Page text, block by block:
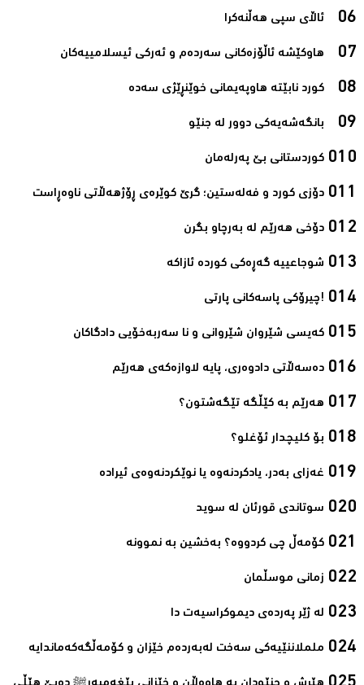
ئاڵای سپی هەڵنەکرا‌
هاوکێشە ئاڵۆزەکانی سەردەم و ئەرکی ئیسلامیيەکان‌
کورد نابێتە هاوپەیمانی خوێنڕێژی سەدە‌
بانگەشەیەکی دوور لە جنێو‌
کوردستانی بێ پەرلەمان‌
دۆزی کورد و فەلەستین؛ گرێ کوێرەی ڕۆژھەڵاتی ناوەڕاست‌
دۆخی هەرێم لە بەرچاو بگرن‌
شوجاعییە گەڕەکی کوردە ئازاکە‌
!چیرۆکی پاسەکانی پارتی‌
کەیسی شێروان شێروانی و نا سەربەخۆیی دادگاکان‌
دەسەڵاتی دادوەری، پایه‌ لاوازه‌كەی هه‌رێم‌
ھەرێم بە کێڵگە تێگەشتون؟‌
بۆ کلیچدار ئۆغلو؟‌
غەزای بەدر، یادکردنەوە یا نوێکردنەوەی ئیرادە‌
سوتاندى قورئان لە سوید‌
کۆمەڵ چی کردووە؟ بەخشین بە نموونە‌
زمانی موسڵمان‌
لە ژێر پەردەی دیموکراسیەت دا‌
ململاننێیەكی سەخت لەبەردەم خێزان و كۆمەڵگەكەماندایە‌